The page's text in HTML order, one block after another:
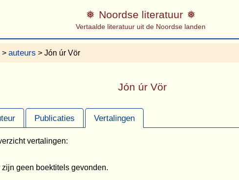
Noordse literatuur
Vertaalde literatuur uit de Noordse landen
> auteurs > Jón úr Vör
Jón úr Vör
Publicaties Vertalingen
vertalingen:
zijn geen boektitels gevonden.